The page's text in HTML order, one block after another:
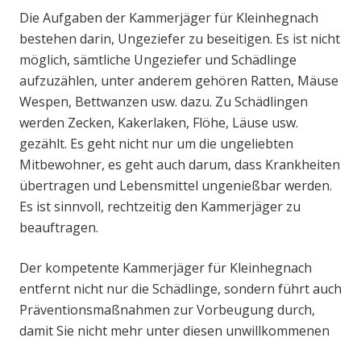
Die Aufgaben der Kammerjäger für Kleinhegnach
bestehen darin, Ungeziefer zu beseitigen. Es ist nicht
möglich, sämtliche Ungeziefer und Schädlinge
aufzuzählen, unter anderem gehören Ratten, Mäuse
Wespen, Bettwanzen usw. dazu. Zu Schädlingen
werden Zecken, Kakerlaken, Flöhe, Läuse usw.
gezählt. Es geht nicht nur um die ungeliebten
Mitbewohner, es geht auch darum, dass Krankheiten
übertragen und Lebensmittel ungenießbar werden.
Es ist sinnvoll, rechtzeitig den Kammerjäger zu
beauftragen.
Der kompetente Kammerjäger für Kleinhegnach
entfernt nicht nur die Schädlinge, sondern führt auch
Präventionsmaßnahmen zur Vorbeugung durch,
damit Sie nicht mehr unter diesen unwillkommenen